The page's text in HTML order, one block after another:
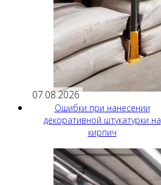
07.08.2026
Ошибки при нанесении
декоративной штукатурки на
кирпич